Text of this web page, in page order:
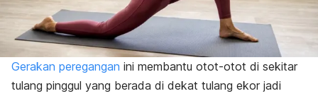
Gerakan peregangan ini membantu otot-otot di sekitar
tulang pinggul yang berada di dekat tulang ekor jadi